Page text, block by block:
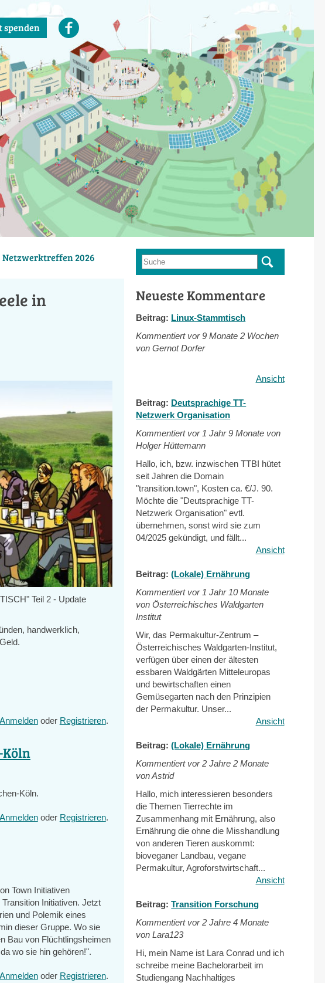
spenden
Netzwerktreffen 2026
in
Teil 2 - Update
handwerklich,
Anmeldenoder Registrieren.
Köln.
Anmeldenoder Registrieren.
Town Initiativen
Initiativen. Jetzt
und Polemik eines
dieser Gruppe. Wo sie
Bau von Flüchtlingsheimen
wo sie hin gehören!".
Anmeldenoder Registrieren.
Suchformular
Suche
Neueste Kommentare
Beitrag: Linux-Stammtisch
Kommentiert vor9 Monate 2 Wochen
von Gernot Dorfer
Ansicht
Beitrag: Deutsprachige TT-
Netzwerk Organisation
Kommentiert vor 1 Jahr 9 Monate von
Holger Hüttemann
Hallo, ich, bzw. inzwischen TTBI hütet
seit Jahren die Domain
"transition.town", Kosten ca. €/J. 90.
Möchte die "Deutsprachige TT-
Netzwerk Organisation" evtl.
übernehmen, sonst wird sie zum
04/2025 gekündigt, und fällt...
Ansicht
Beitrag:(Lokale) Ernährung
Kommentiert vor 1 Jahr 10 Monate
von Österreichisches Waldgarten
Institut
Wir, das Permakultur-Zentrum –
Österreichisches Waldgarten-Institut,
verfügen über einen der ältesten
essbaren Waldgärten Mitteleuropas
und bewirtschaften einen
Gemüsegarten nach den Prinzipien
der Permakultur. Unser...
Ansicht
Beitrag:(Lokale) Ernährung
Kommentiert vor2 Jahre 2 Monate
von Astrid
Hallo, mich interessieren besonders
die Themen Tierrechte im
Zusammenhang mit Ernährung, also
Ernährung die ohne die Misshandlung
von anderen Tieren auskommt:
bioveganer Landbau, vegane
Permakultur, Agroforstwirtschaft...
Ansicht
Beitrag:Transition Forschung
Kommentiert vor2 Jahre 4 Monate
von Lara123
Hi, mein Name ist Lara Conrad und ich
schreibe meine Bachelorarbeit im
Studiengang Nachhaltiges